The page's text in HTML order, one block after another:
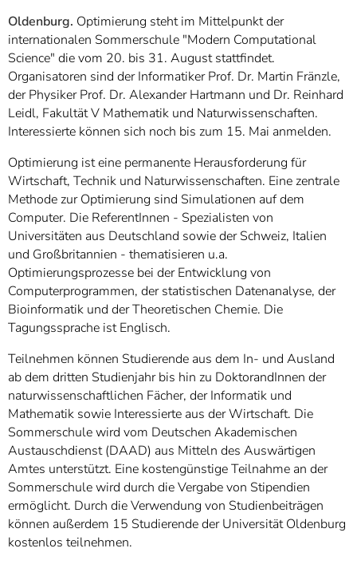
Informationen zur
Barrierefreiheit
Oldenburg. Optimierung steht im Mittelpunkt der
internationalen Sommerschule "Modern Computational
Science" die vom 20. bis 31. August stattfindet.
Organisatoren sind der Informatiker Prof. Dr. Martin Fränzle,
der Physiker Prof. Dr. Alexander Hartmann und Dr. Reinhard
Leidl, Fakultät V Mathematik und Naturwissenschaften.
Interessierte können sich noch bis zum 15. Mai anmelden.
Optimierung ist eine permanente Herausforderung für
Wirtschaft, Technik und Naturwissenschaften. Eine zentrale
Methode zur Optimierung sind Simulationen auf dem
Computer. Die ReferentInnen - Spezialisten von
Universitäten aus Deutschland sowie der Schweiz, Italien
und Großbritannien - thematisieren u.a.
Optimierungsprozesse bei der Entwicklung von
Computerprogrammen, der statistischen Datenanalyse, der
Bioinformatik und der Theoretischen Chemie. Die
Tagungssprache ist Englisch.
Teilnehmen können Studierende aus dem In- und Ausland
ab dem dritten Studienjahr bis hin zu DoktorandInnen der
naturwissenschaftlichen Fächer, der Informatik und
Mathematik sowie Interessierte aus der Wirtschaft. Die
Sommerschule wird vom Deutschen Akademischen
Austauschdienst (DAAD) aus Mitteln des Auswärtigen
Amtes unterstützt. Eine kostengünstige Teilnahme an der
Sommerschule wird durch die Vergabe von Stipendien
ermöglicht. Durch die Verwendung von Studienbeiträgen
können außerdem 15 Studierende der Universität Oldenburg
kostenlos teilnehmen.